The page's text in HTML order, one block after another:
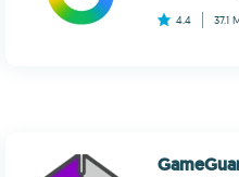
4.4 37.1